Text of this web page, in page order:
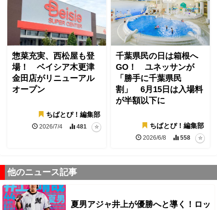
惣菜充実、西松屋も登
場！ ベイシア木更津
金田店がリニューアル
オープン
ちばとぴ！編集部
2026/7/4 481
千葉県民の日は箱根へ
GO！ ユネッサンが
「勝手に千葉県民
割」 6月15日は入場料
が半額以下に
ちばとぴ！編集部
2026/6/8 558
他のニュース記事
夏男アジャ井上が優勝へと導く！ロッ